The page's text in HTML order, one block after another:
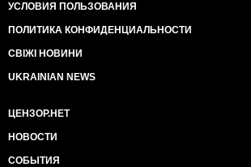
УСЛОВИЯ ПОЛЬЗОВАНИЯ
ПОЛИТИКА КОНФИДЕНЦИАЛЬНОСТИ
СВІЖІ НОВИНИ
UKRAINIAN NEWS
ЦЕНЗОР.НЕТ
НОВОСТИ
СОБЫТИЯ